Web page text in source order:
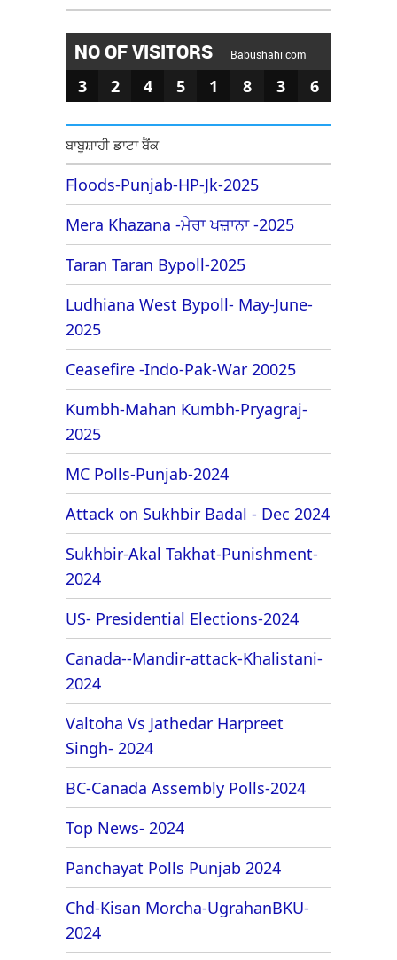
NO OF VISITORS Babushahi.com
3 2 4 5 1 8 3 6
ਬਾਬੂਸ਼ਾਹੀ ਡਾਟਾ ਬੈਂਕ
Floods-Punjab-HP-Jk-2025
Mera Khazana -ਮੇਰਾ ਖਜ਼ਾਨਾ -2025
Taran Taran Bypoll-2025
Ludhiana West Bypoll- May-June-
2025
Ceasefire -Indo-Pak-War 20025
Kumbh-Mahan Kumbh-Pryagraj-
2025
MC Polls-Punjab-2024
Attack on Sukhbir Badal - Dec 2024
Sukhbir-Akal Takhat-Punishment-
2024
US- Presidential Elections-2024
Canada--Mandir-attack-Khalistani-
2024
Valtoha Vs Jathedar Harpreet
Singh- 2024
BC-Canada Assembly Polls-2024
Top News- 2024
Panchayat Polls Punjab 2024
Chd-Kisan Morcha-UgrahanBKU-
2024